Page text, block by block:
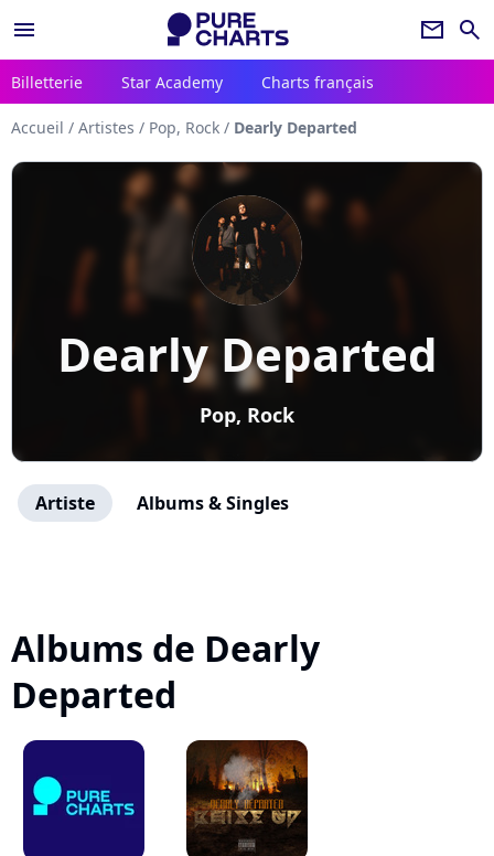
menu newsletter search
Billetterie Star Academy Charts français
Accueil / Artistes / Pop, Rock / Dearly Departed
Dearly Departed
Pop, Rock
Artiste Albums & Singles
Albums de Dearly
Departed